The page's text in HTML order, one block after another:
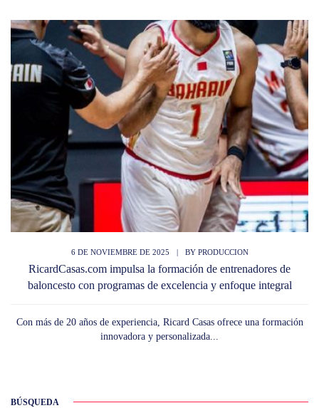
6 DE NOVIEMBRE DE 2025 BY PRODUCCION
RicardCasas.com impulsa la formación de entrenadores de
baloncesto con programas de excelencia y enfoque integral
Con más de 20 años de experiencia, Ricard Casas ofrece una formación
innovadora y personalizada...
BÚSQUEDA